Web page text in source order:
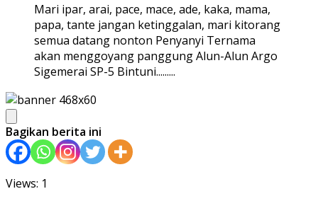
Mari ipar, arai, pace, mace, ade, kaka, mama,
papa, tante jangan ketinggalan, mari kitorang
semua datang nonton Penyanyi Ternama
akan menggoyang panggung Alun-Alun Argo
Sigemerai SP-5 Bintuni.........
Bagikan berita ini
Views: 1